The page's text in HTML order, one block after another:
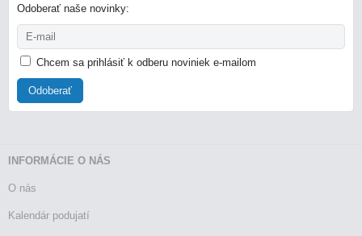
Odoberať naše novinky:
Chcem sa prihlásiť k odberu noviniek e-mailom
Odoberať
INFORMÁCIE O NÁS
O nás
Kalendár podujatí